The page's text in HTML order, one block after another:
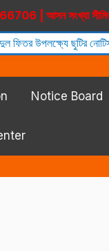
উপলক্ষ্যে ছুটির নোটিস |
Notice Board
| আসন সংখ্যা সীমিত!!!